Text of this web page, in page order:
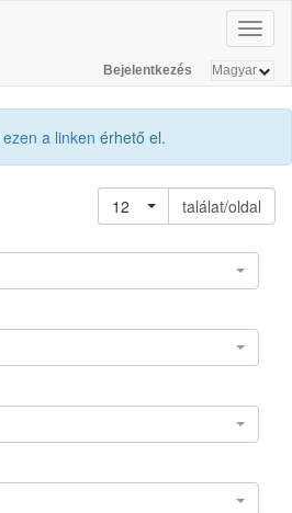
Bejelentkezés
ezen a linken érhető el.
12
találat/oldal